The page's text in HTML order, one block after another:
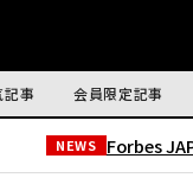
記事 会員限定記事
NEWS Forbes